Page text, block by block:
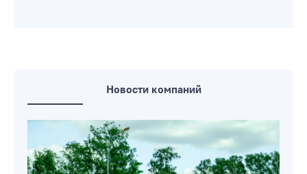
Новости компаний